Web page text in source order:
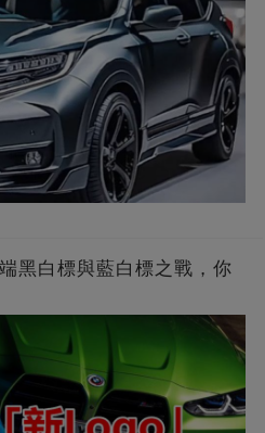
黑白標與藍白標之戰，你